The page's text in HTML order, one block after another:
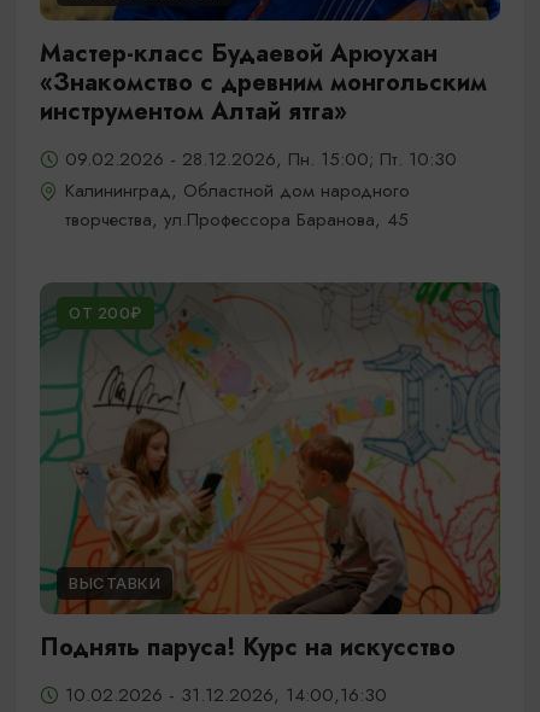
Мастер-класс Будаевой Арюухан
«Знакомство с древним монгольским
инструментом Алтай ятга»
09.02.2026 - 28.12.2026, Пн. 15:00; Пт. 10:30
Калининград, Областной дом народного
творчества, ул.Профессора Баранова, 45
ОТ 200₽
ВЫСТАВКИ
Поднять паруса! Курс на искусство
10.02.2026 - 31.12.2026, 14:00,16:30